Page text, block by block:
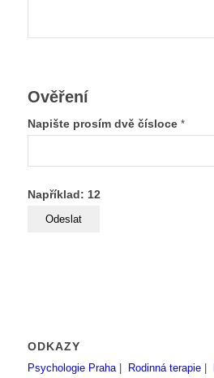
Ověření
Napište prosím dvě čísloce *
Například: 12
ODKAZY
Psychologie Praha| Rodinná terapie|